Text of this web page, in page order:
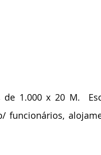
de 1.000 x 20 M.
funcionários,